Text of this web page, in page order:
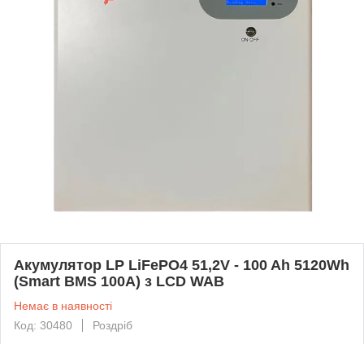
Акумулятор LP LiFePO4 51,2V - 100 Ah 5120Wh
(Smart BMS 100A) з LCD WAB
Немає в наявності
Код: 30480
Роздріб